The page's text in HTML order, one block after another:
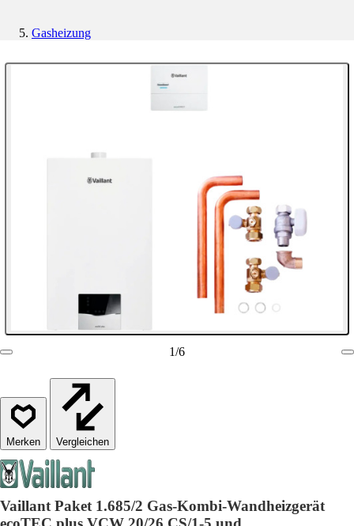
Gasheizung
1/6
Vergleichen
Vaillant Paket 1.685/2 Gas-Kombi-Wandheizgerät